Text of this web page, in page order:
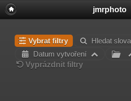
jmrphoto
Vybrat filtry
Hledat slova
Datum vytvoření
Vyprázdnit filtry